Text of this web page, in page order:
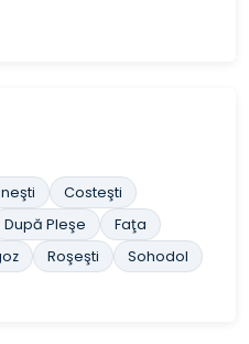
Costeşti
După Pleşe
Faţa
Roşeşti
Sohodol